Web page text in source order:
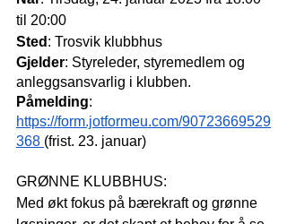
til 20:00
Sted : Trosvik klubbhus
Gjelder: Styreleder, styremedlem og
anleggsansvarlig i klubben.
Påmelding:
https://form.jotformeu.com/90723669529
368 (frist. 23. januar)
GRØNNE KLUBBHUS:
Med økt fokus på bærekraft og grønne